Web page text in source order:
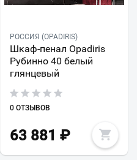
РОССИЯ (OPADIRIS)
Шкаф-пенал Opadiris
Рубинно 40 белый
глянцевый
0 ОТЗЫВОВ
63 881 ₽